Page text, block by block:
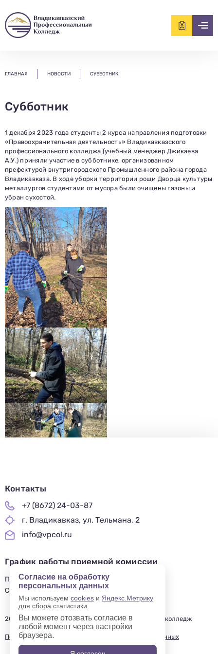
ГЛАВНАЯ НОВОСТИ СУББОТНИК
Субботник
1 декабря 2023 года студенты 2 курса направления подготовки
«Правоохранительная деятельность» Владикавказского
профессионального колледжа (учебный менеджер Джикаева
А.У.) приняли участие в субботнике, организованном
префектурой внутригородского Промышленного района города
Владикавказа. В ходе уборки территории рощи Дворца культуры
металлургов студентами от мусора были очищены газоны и
убран сухостой.
Имя
Телефон
Почта
Отправить заявку
Нажимая кнопку «Отправить», я даю согласие на обработку моих персональных
данных в соответствии с Федеральным законом от 27.07.2006 № 152-ФЗ «О
персональных данных», на условиях и для целей, определенных в
отношении обработки персональных данных.
Заполни данные о себе и отправь заявку.
В течение 15-20 минут с вами свяжется специалист
приемной комиссии, ответит на все вопросы и поможет
подобрать интересующую программу обучения.
Подготовь документы для поступления: паспорт, аттестат,
СНИЛС — подать документы можно онлайн или очно.
2019—2025 © Владикавказский профессиональный колледж
Политика в отношении обработки персональных данных
Контакты
+7 (8672) 24-03-87
г. Владикавказ, ул. Тельмана, 2
info@vpcol.ru
График работы приемной комиссии
ПН-ПТ 09:00-17:00
СБ-ВС — ВЫХОДНОЙ
Согласие на обработку
персональных данных
Мы используем cookies и Яндекс.Метрику
для сбора статистики.
Вы можете отозвать согласие в
любой момент через настройки
браузера.